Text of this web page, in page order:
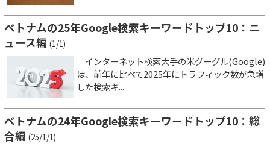
ベトナムの25年Google検索キーワードトップ10：ニ
ュース編 (1/1)
インターネット検索大手の米グーグル(Google)
は、前年に比べて2025年にトラフィック数が急増
した検索キ...
ベトナムの24年Google検索キーワードトップ10：総
合編 (25/1/1)